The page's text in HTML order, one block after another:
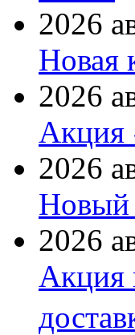
2026
Новая
2026
Акция
2026
Новый
2026
Акция